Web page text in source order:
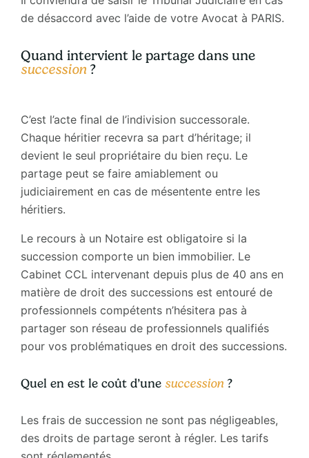
de désaccord avec l’aide de votre Avocat à PARIS.
Quand intervient le partage dans une
succession?
C’est l’acte final de l’indivision successorale.
Chaque héritier recevra sa part d’héritage; il
devient le seul propriétaire du bien reçu. Le
partage peut se faire amiablement ou
judiciairement en cas de mésentente entre les
héritiers.
Le recours à un Notaire est obligatoire si la
succession comporte un bien immobilier. Le
Cabinet CCL intervenant depuis plus de 40 ans en
matière de droit des successions est entouré de
professionnels compétents n’hésitera pas à
partager son réseau de professionnels qualifiés
pour vos problématiques en droit des successions.
Quel en est le coût d’une succession?
Les frais de succession ne sont pas négligeables,
des droits de partage seront à régler. Les tarifs